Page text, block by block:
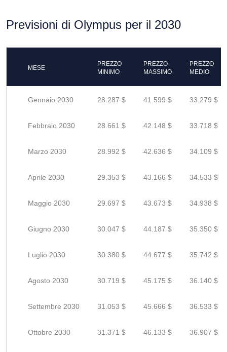
Previsioni di Olympus per il 2030
MESE
PREZZO
MINIMO
PREZZO
MASSIMO
PREZZO
MEDIO
Gennaio 2030 28.287 $ 41.599 $ 33.279 $
Febbraio 2030 28.661 $ 42.148 $ 33.718 $
Marzo 2030 28.992 $ 42.636 $ 34.109 $
Aprile 2030 29.353 $ 43.166 $ 34.533 $
Maggio 2030 29.697 $ 43.673 $ 34.938 $
Giugno 2030 30.047 $ 44.187 $ 35.350 $
Luglio 2030 30.380 $ 44.677 $ 35.742 $
Agosto 2030 30.719 $ 45.175 $ 36.140 $
Settembre 2030 31.053 $ 45.666 $ 36.533 $
Ottobre 2030 31.371 $ 46.133 $ 36.907 $